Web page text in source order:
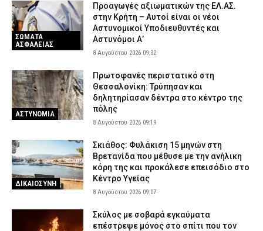
ΣΩΜΑΤΑ
ΑΣΦΑΛΕΙΑΣ
Προαγωγές αξιωματικών της ΕΛ.ΑΣ.
στην Κρήτη – Αυτοί είναι οι νέοι
Αστυνομικοί Υποδιευθυντές και
Αστυνόμοι Α’
8 Αυγούστου 2026 09:32
ΑΣΤΥΝΟΜΙΑ
Πρωτοφανές περιστατικό στη
Θεσσαλονίκη: Τρύπησαν και
δηλητηρίασαν δέντρα στο κέντρο της
πόλης
8 Αυγούστου 2026 09:19
ΔΙΚΑΙΟΣΥΝΗ
Σκιάθος: Φυλάκιση 15 μηνών στη
Βρετανίδα που μέθυσε με την ανήλικη
κόρη της και προκάλεσε επεισόδιο στο
Κέντρο Υγείας
8 Αυγούστου 2026 09:07
Σκύλος με σοβαρά εγκαύματα
επέστρεψε μόνος στο σπίτι που τον